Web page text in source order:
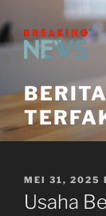
to
content
POSTED
ON
MEI 31, 2025
Usaha